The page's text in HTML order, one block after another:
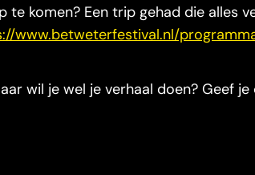
komen? Een trip gehad die alles
www.betweterfestival.nl/
wil je wel je verhaal doen? Geef je